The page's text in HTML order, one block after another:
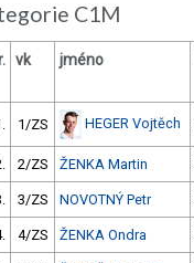
C1M
vk jméno
1/ZS HEGER Vojtěch
2/ZS ŽENKA Martin
3/ZS NOVOTNÝ Petr
4/ZS ŽENKA Ondra